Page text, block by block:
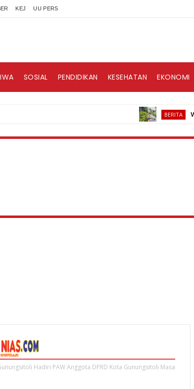
KEJ UU PERS
SOSIAL PENDIDIKAN KESEHATAN EKONOMI
BERITA
Hadiri PAW Anggota DPRD Kota Gunungsitoli Masa